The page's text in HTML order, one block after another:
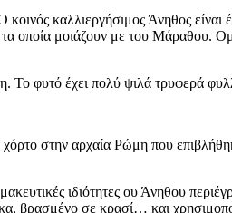
καλλιεργήσιμος Άνηθος είναι
οποία μοιάζουν με του Μάραθου.
Το φυτό έχει πολύ ψιλά τρυφερά
στην αρχαία Ρώμη που
ιδιότητες ου Άνηθου
βρασμένο σε κρασί… και